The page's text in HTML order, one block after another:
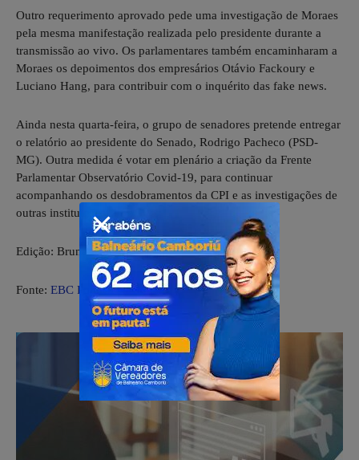
Outro requerimento aprovado pede uma investigação de Moraes
pela mesma manifestação realizada pelo presidente durante a
transmissão ao vivo. Os parlamentares também encaminharam a
Moraes os depoimentos dos empresários Otávio Fackoury e
Luciano Hang, para contribuir com o inquérito das fake news.
Ainda nesta quarta-feira, o grupo de senadores pretende entregar
o relatório ao presidente do Senado, Rodrigo Pacheco (PSD-
MG). Outra medida é votar em plenário a criação da Frente
Parlamentar Observatório Covid-19, para continuar
acompanhando os desdobramentos da CPI e as investigações de
outras instituições.
Edição: Bruna Saniele
Fonte: EBC Política Nacional